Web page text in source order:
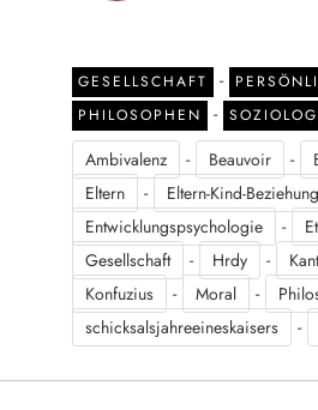
GESELLSCHAFT -
PHILOSOPHEN -
Ambivalenz - Beauvoir -
Eltern - Eltern-Kind-Beziehung
Entwicklungspsychologie -
Gesellschaft - Hrdy - Kant
Konfuzius - Moral -
schicksalsjahreeineskaisers -